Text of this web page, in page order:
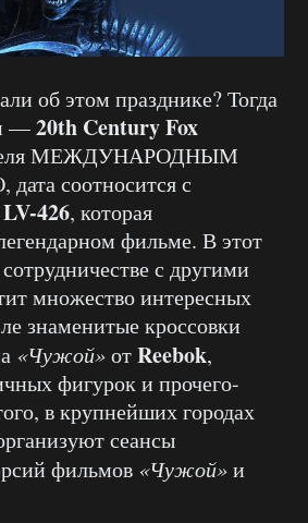
об этом празднике? Тогда
—20th Century Fox
МЕЖДУНАРОДНЫМ
соотносится с
LV-426, которая
фильме. В этот
с другими
множество интересных
знаменитые кроссовки
«Чужой»отReebok,
фигурок и прочего-
в крупнейших городах
сеансы
фильмов «Чужой»и